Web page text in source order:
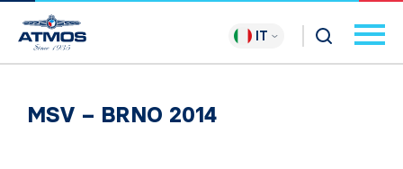
IT
MSV – BRNO 2014